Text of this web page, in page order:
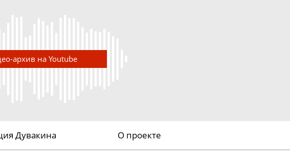
архив на Youtube
Дувакина О проекте